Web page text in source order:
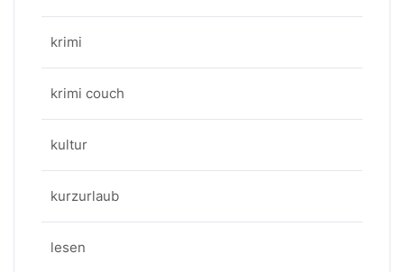
krimi
krimi couch
kultur
kurzurlaub
lesen